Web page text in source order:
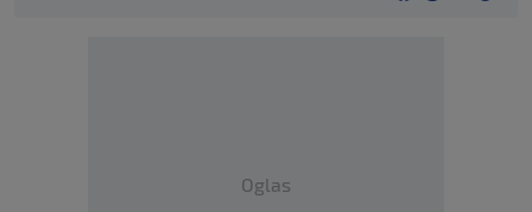
Oglas